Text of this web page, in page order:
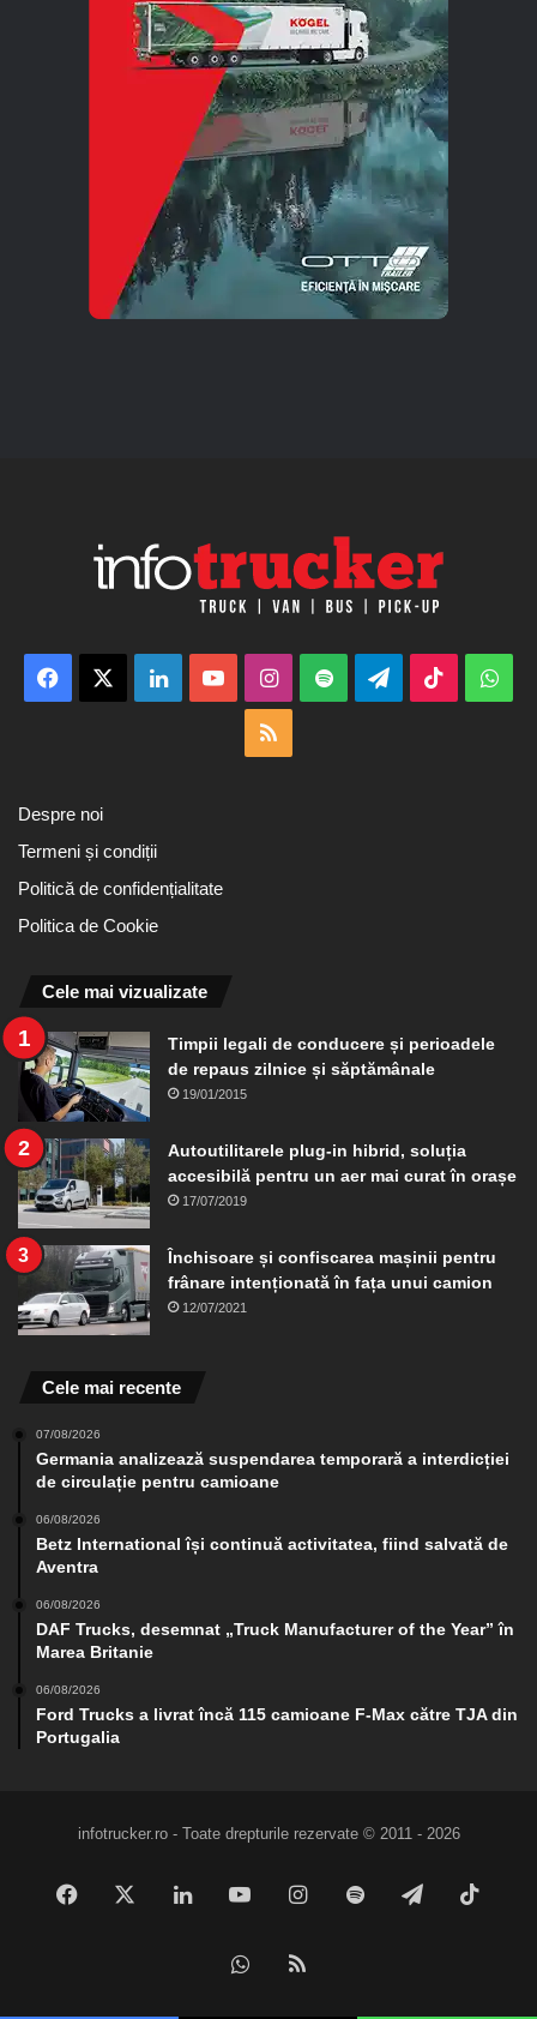
Facebook LinkedInYouTubeInstagram
Spotify TelegramTikTok
Despre noi
Termeni și condiții
Politică de confidențialitate
Politica de Cookie
Cele mai vizualizate
Timpii legali de conducere și perioadele
de repaus zilnice și săptămânale
19/01/2015
Autoutilitarele plug-in hibrid, soluția
accesibilă pentru un aer mai curat în orașe
17/07/2019
Închisoare și confiscarea mașinii pentru
frânare intenționată în fața unui camion
12/07/2021
Cele mai recente
07/08/2026
Germania analizează suspendarea temporară a interdicției
de circulație pentru camioane
06/08/2026
Betz International își continuă activitatea, fiind salvată de
Aventra
06/08/2026
DAF Trucks, desemnat „Truck Manufacturer of the Year” în
Marea Britanie
06/08/2026
Ford Trucks a livrat încă 115 camioane F-Max către TJA din
Portugalia
infotrucker.ro - Toate drepturile rezervate © 2011 - 2026
Facebook LinkedInYouTubeInstagram
Spotify Telegram
WhatsApp